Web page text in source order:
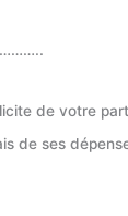
de votre
de ses